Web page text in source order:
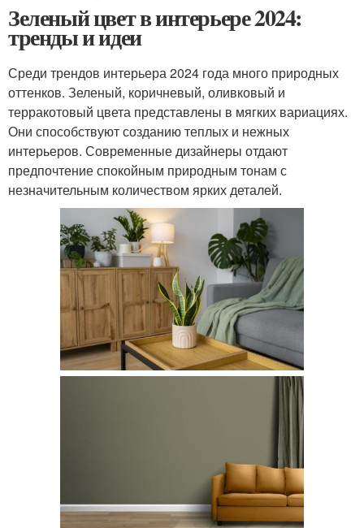
Зеленый цвет в интерьере 2024:
тренды и идеи
Среди трендов интерьера 2024 года много природных
оттенков. Зеленый, коричневый, оливковый и
терракотовый цвета представлены в мягких вариациях.
Они способствуют созданию теплых и нежных
интерьеров. Современные дизайнеры отдают
предпочтение спокойным природным тонам с
незначительным количеством ярких деталей.